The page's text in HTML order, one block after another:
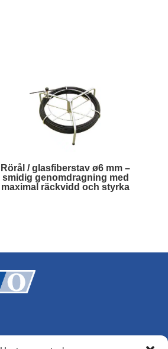
Rörål / glasfiberstav ø6 mm –
smidig genomdragning med
maximal räckvidd och styrka